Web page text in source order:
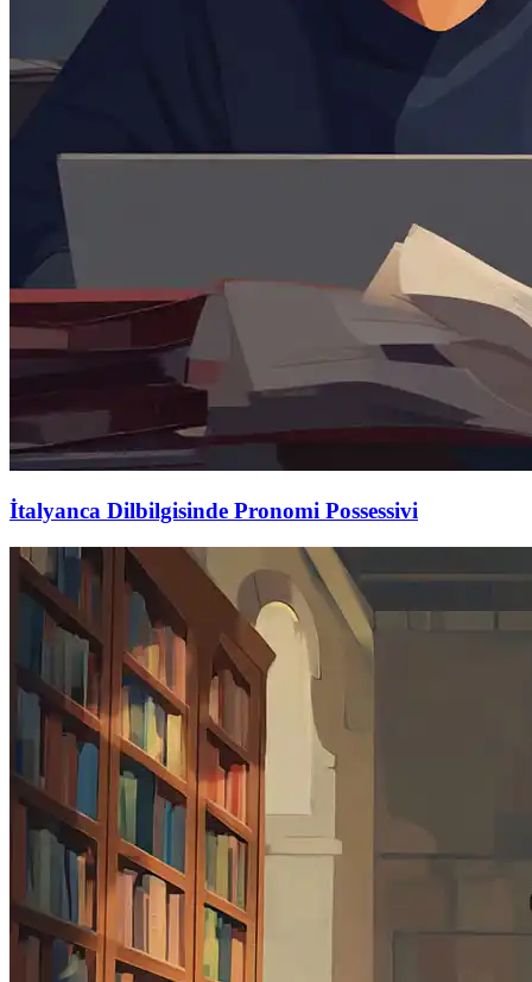
İtalyanca Dilbilgisinde Pronomi Possessivi